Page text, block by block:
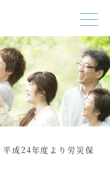
平成24年度より労災保